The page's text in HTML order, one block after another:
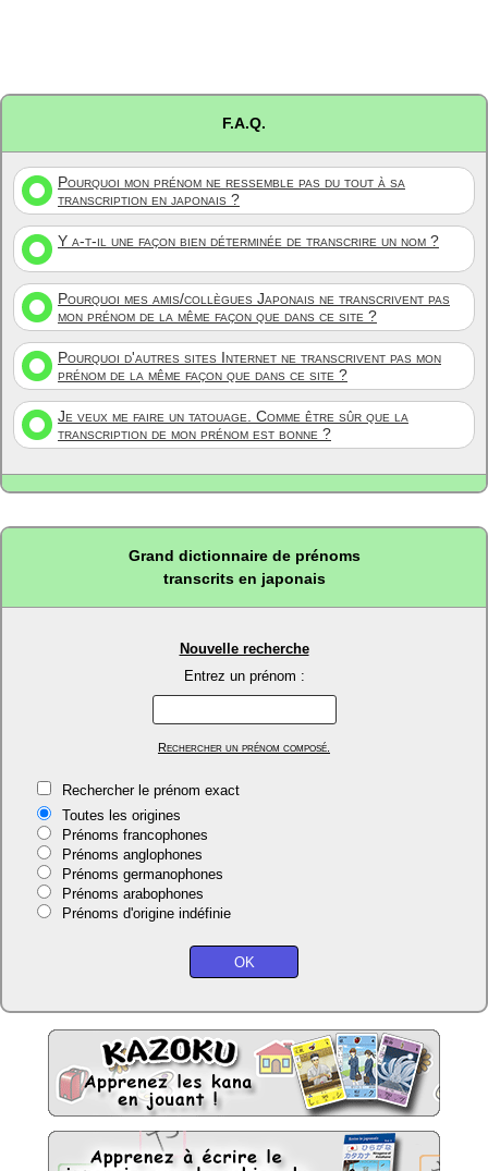
F.A.Q.
Pourquoi mon prénom ne ressemble pas du tout à sa
transcription en japonais ?
Y a-t-il une façon bien déterminée de transcrire un nom ?
Pourquoi mes amis/collègues Japonais ne transcrivent pas
mon prénom de la même façon que dans ce site ?
Pourquoi d'autres sites Internet ne transcrivent pas mon
prénom de la même façon que dans ce site ?
Je veux me faire un tatouage. Comme être sûr que la
transcription de mon prénom est bonne ?
Grand dictionnaire de prénoms
transcrits en japonais
Nouvelle recherche
Entrez un prénom :
Rechercher un prénom composé.
Rechercher le prénom exact
Toutes les origines
Prénoms francophones
Prénoms anglophones
Prénoms germanophones
Prénoms arabophones
Prénoms d'origine indéfinie